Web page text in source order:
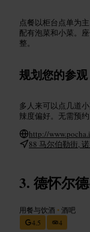
点餐以柜台点单为
配有泡菜和小菜。
整。
规划您的参观
多人来可以点几道
辣度偏好。无需预
http://
88 马尔伯勒街,
德怀尔
用餐与饮酒 •酒吧
4.5
4